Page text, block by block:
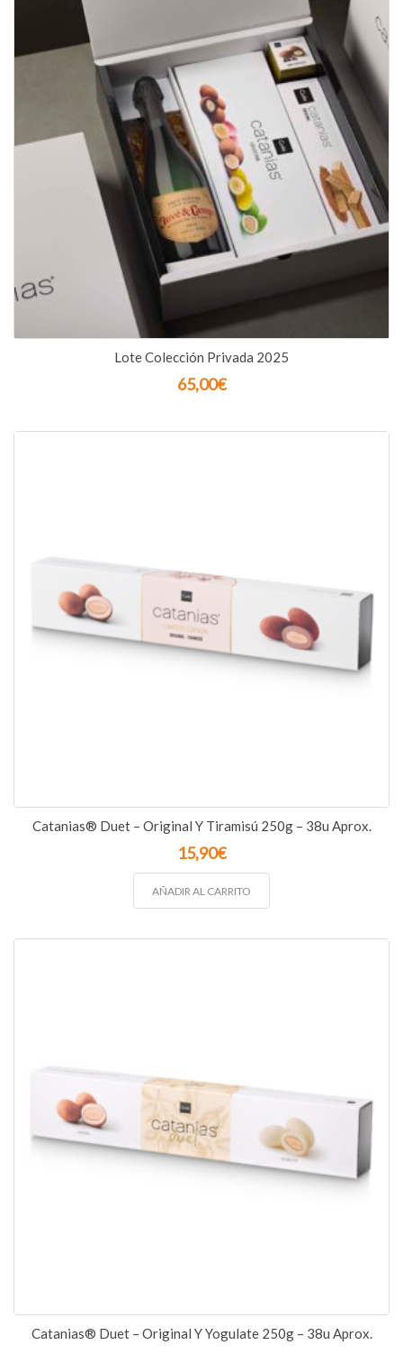
Lote Colección Privada 2025
65,00€
Catanias® Duet – Original Y Tiramisú 250g – 38u Aprox.
15,90€
AÑADIR AL CARRITO
Catanias® Duet – Original Y Yogulate 250g – 38u Aprox.